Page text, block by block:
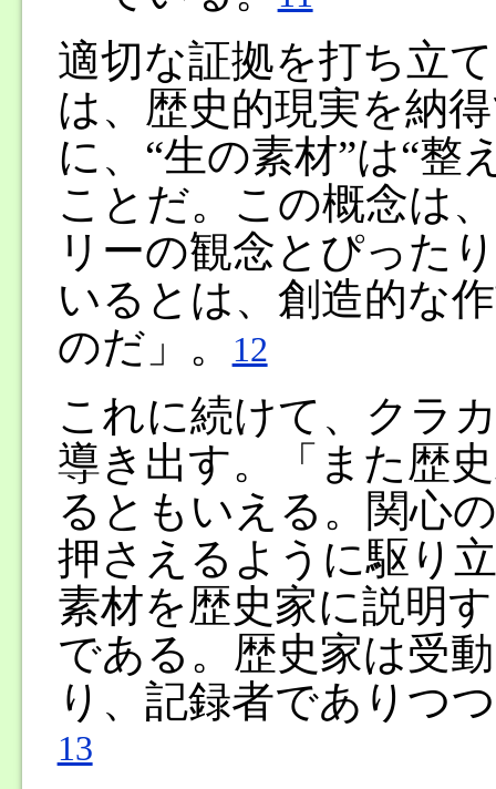
適切な証拠を打ち立
は、歴史的現実を納
に、“生の素材”は“整
ことだ。この概念は
リーの観念とぴった
いるとは、創造的な
のだ」。
12
これに続けて、クラ
導き出す。「また歴
るともいえる。関心
押さえるように駆り
素材を歴史家に説明
である。歴史家は受
り、記録者でありつ
13